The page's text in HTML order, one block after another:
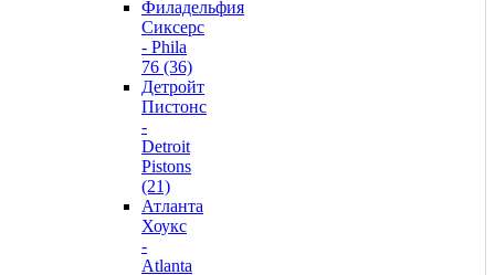
Филадельфия
Сиксерс
- Phila
76 (36)
Детройт
Пистонс
-
Detroit
Pistons
(21)
Атланта
Хоукс
-
Atlanta